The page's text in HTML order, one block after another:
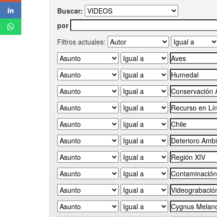
Buscar:
por
Filtros actuales: